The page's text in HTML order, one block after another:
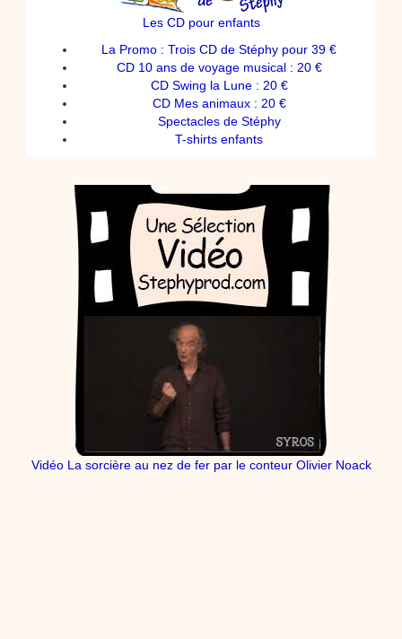
Les CD pour enfants
La Promo : Trois CD de Stéphy pour 39 €
CD 10 ans de voyage musical : 20 €
CD Swing la Lune : 20 €
CD Mes animaux : 20 €
Spectacles de Stéphy
T-shirts enfants
Vidéo La sorcière au nez de fer par le conteur Olivier Noack